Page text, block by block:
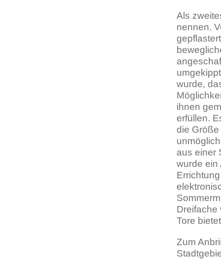
Als
nennen.
wurde,
ihnen
erfüllen.
die
aus einer
wurde ein
Dreifache
Tore
Zum